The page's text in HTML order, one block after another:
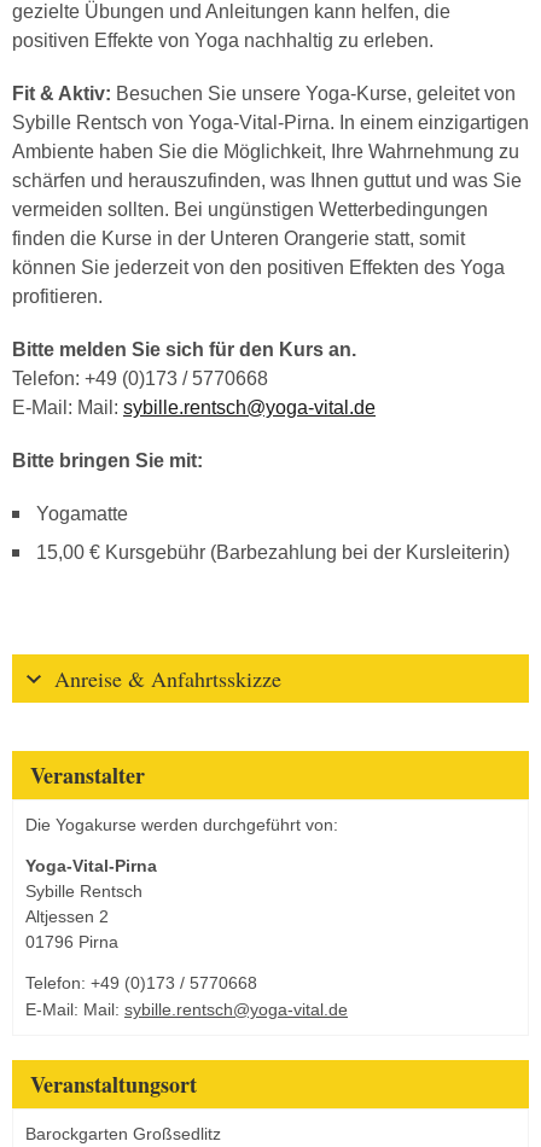
gezielte Übungen und Anleitungen kann helfen, die
positiven Effekte von Yoga nachhaltig zu erleben.
Fit & Aktiv: Besuchen Sie unsere Yoga-Kurse, geleitet von
Sybille Rentsch von Yoga-Vital-Pirna. In einem einzigartigen
Ambiente haben Sie die Möglichkeit, Ihre Wahrnehmung zu
schärfen und herauszufinden, was Ihnen guttut und was Sie
vermeiden sollten. Bei ungünstigen Wetterbedingungen
finden die Kurse in der Unteren Orangerie statt, somit
können Sie jederzeit von den positiven Effekten des Yoga
profitieren.
Bitte melden Sie sich für den Kurs an.
Telefon: +49 (0)173 / 5770668
E-Mail: Mail: sybille.rentsch@yoga-vital.de
Bitte bringen Sie mit:
Yogamatte
15,00 € Kursgebühr (Barbezahlung bei der Kursleiterin)
Anreise & Anfahrtsskizze
Veranstalter
Die Yogakurse werden durchgeführt von:
Yoga-Vital-Pirna
Sybille Rentsch
Altjessen 2
01796 Pirna
Telefon: +49 (0)173 / 5770668
E-Mail: Mail: sybille.rentsch@yoga-vital.de
Veranstaltungsort
Barockgarten Großsedlitz